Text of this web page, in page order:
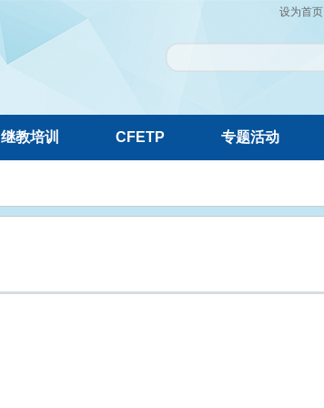
设为首页
继教培训 CFETP 专题活动